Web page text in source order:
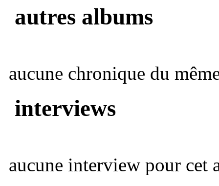
autres albums
aucune chronique du
interviews
aucune interview pour cet